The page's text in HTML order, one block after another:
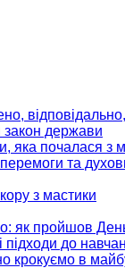
закон держави
яка почалася з
та
з мастики
як пройшов
підходи до
крокуємо в